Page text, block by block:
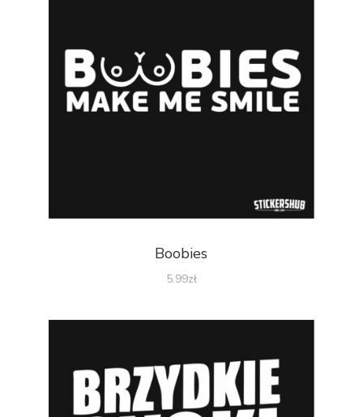
Boobies
5.99zł